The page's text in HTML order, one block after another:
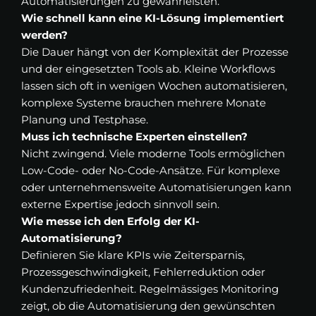
Wie schnell kann eine KI-Lösung implementiert
werden?
Die Dauer hängt von der Komplexität der Prozesse
und der eingesetzten Tools ab. Kleine Workflows
lassen sich oft in wenigen Wochen automatisieren,
komplexe Systeme brauchen mehrere Monate
Planung und Testphase.
Muss ich technische Experten einstellen?
Nicht zwingend. Viele moderne Tools ermöglichen
Low-Code- oder No-Code-Ansätze. Für komplexe
oder unternehmensweite Automatisierungen kann
externe Expertise jedoch sinnvoll sein.
Wie messe ich den Erfolg der KI-
Automatisierung?
Definieren Sie klare KPIs wie Zeitersparnis,
Prozessgeschwindigkeit, Fehlerreduktion oder
Kundenzufriedenheit. Regelmässiges Monitoring
zeigt, ob die Automatisierung den gewünschten